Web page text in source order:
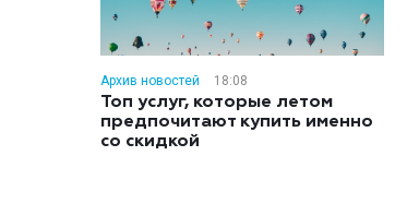
Архив новостей 18:08
Топ услуг, которые летом
предпочитают купить именно
со скидкой